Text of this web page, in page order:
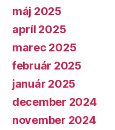
máj 2025
apríl 2025
marec 2025
február 2025
január 2025
december 2024
november 2024